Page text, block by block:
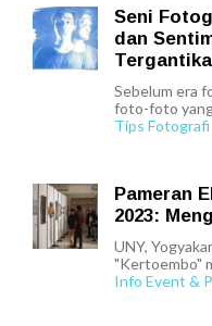
Seni
dan
Sebelum era
foto-foto
Tips Fotografi
Pameran
2023:
UNY,
"Kertoembo"
Info Event &